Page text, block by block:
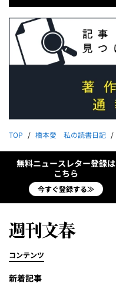
TOP 橋本愛 私の読書日記
無料ニュースレター登録は
こちら
今すぐ登録する≫
コンテンツ
新着記事